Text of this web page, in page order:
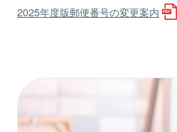
2025年度版郵便番号の変更案内